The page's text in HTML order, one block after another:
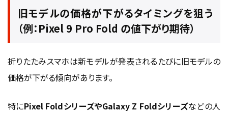
旧モデルの価格が下がるタイミングを狙う
（例：Pixel 9 Pro Fold の値下がり期待）
折りたたみスマホは新モデルが発表されるたびに旧モデルの
価格が下がる傾向があります。
特にPixel FoldシリーズやGalaxy Z Foldシリーズなどの人